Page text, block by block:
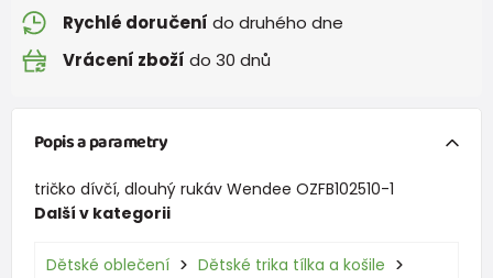
Rychlé doručení do druhého dne
Vrácení zboží do 30 dnů
Popis a parametry
tričko dívčí, dlouhý rukáv Wendee OZFB102510-1
Další v kategorii
Dětské oblečení
Dětské trika tílka a košile